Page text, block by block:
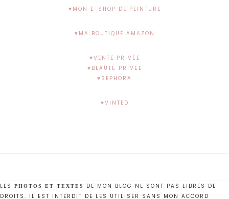
♥MON E-SHOP DE PEINTURE
♥MA BOUTIQUE AMAZON
♥VENTE PRIVÉE
♥BEAUTÉ PRIVÉE
♥SEPHORA
♥VINTED
LES PHOTOS ET TEXTES DE MON BLOG NE SONT PAS LIBRES DE
DROITS. IL EST INTERDIT DE LES UTILISER SANS MON ACCORD